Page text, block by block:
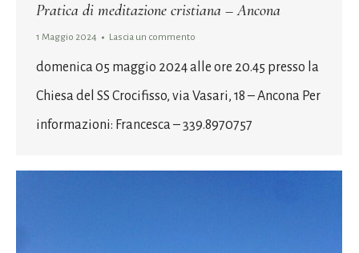
Pratica di meditazione cristiana – Ancona
1 Maggio 2024 Lascia un commento
domenica 05 maggio 2024 alle ore 20.45 presso la
Chiesa del SS Crocifisso, via Vasari, 18 – Ancona Per
informazioni: Francesca – 339.8970757